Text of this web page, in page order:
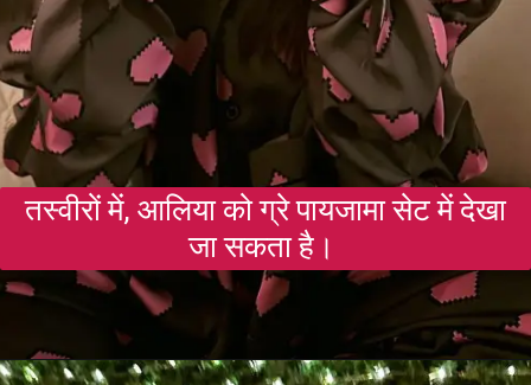
तस्वीरों में, आलिया को ग्रे पायजामा सेट में देखा
जा सकता है।